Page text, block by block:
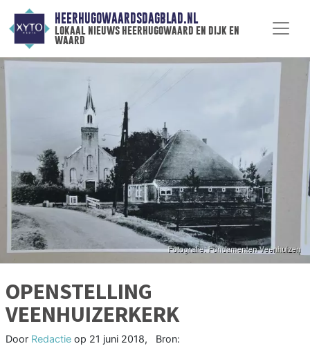
HEERHUGOWAARDSDAGBLAD.NL
lokaal nieuws heerhugowaard en dijk en
waard
OPENSTELLING
VEENHUIZERKERK
Door Redactie op 21 juni 2018,
Bron: